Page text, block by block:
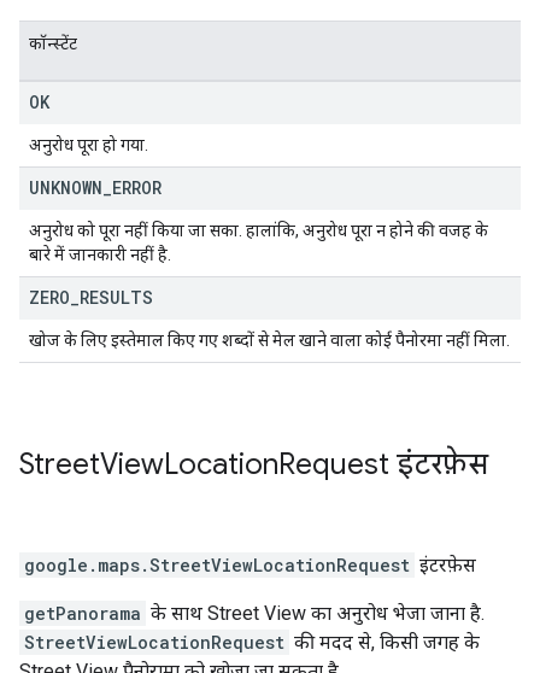
कॉन्स्टेंट
OK
अनुरोध पूरा हो गया.
UNKNOWN ERROR
अनुरोध को पूरा नहीं किया जा सका. हालांकि, अनुरोध पूरा न होने की वजह के
बारे में जानकारी नहीं है.
ZERO RESULTS
खोज के लिए इस्तेमाल किए गए शब्दों से मेल खाने वाला कोई पैनोरमा नहीं मिला.
StreetViewLocationRequest इंटरफ़ेस
google.maps.StreetViewLocationRequest इंटरफ़ेस
getPanorama के साथ Street View का अनुरोध भेजा जाना है.
StreetViewLocationRequest की मदद से, किसी जगह के